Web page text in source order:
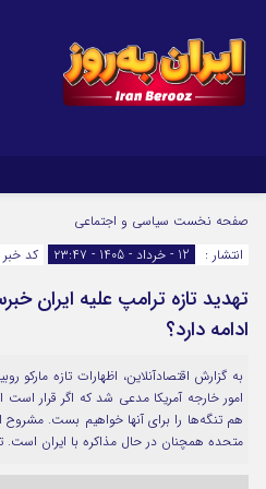
صفحه نخست سیاسی و اجتماعی
انتشار :
12 - خرداد - 1405 - ۲۳:۴۷ کد
تهدید تازه ترامپ علیه ایران
ادامه دارد؟
به گزارش اقتصادآنلاین، اظهارات تازه مارکو
امور خارجه آمریکا مدعی شد که اگر قرار است
هم تنگه‌ها را برای آنها خواهیم بست. مشروح
متحده همچنان در حال مذاکره با ایران است.